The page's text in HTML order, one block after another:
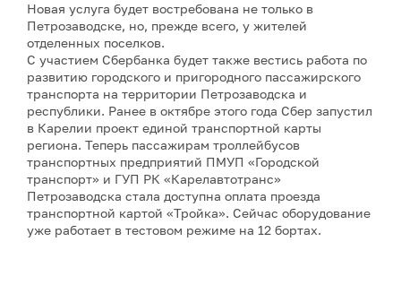
Новая услуга будет востребована не только в
Петрозаводске, но, прежде всего, у жителей
отделенных поселков.
С участием Сбербанка будет также вестись работа по
развитию городского и пригородного пассажирского
транспорта на территории Петрозаводска и
республики. Ранее в октябре этого года Сбер запустил
в Карелии проект единой транспортной карты
региона. Теперь пассажирам троллейбусов
транспортных предприятий ПМУП «Городской
транспорт» и ГУП РК «Карелавтотранс»
Петрозаводска стала доступна оплата проезда
транспортной картой «Тройка». Сейчас оборудование
уже работает в тестовом режиме на 12 бортах.